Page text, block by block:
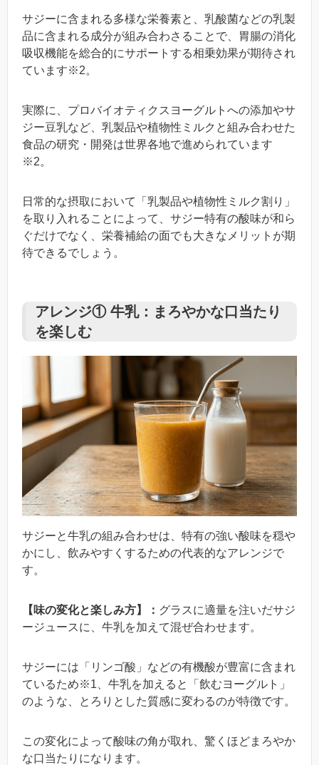
サジーに含まれる多様な栄養素と、乳酸菌などの乳製
品に含まれる成分が組み合わさることで、胃腸の消化
吸収機能を総合的にサポートする相乗効果が期待され
ています※2。
実際に、プロバイオティクスヨーグルトへの添加やサ
ジー豆乳など、乳製品や植物性ミルクと組み合わせた
食品の研究・開発は世界各地で進められています
※2。
日常的な摂取において「乳製品や植物性ミルク割り」
を取り入れることによって、サジー特有の酸味が和ら
ぐだけでなく、栄養補給の面でも大きなメリットが期
待できるでしょう。
アレンジ① 牛乳：まろやかな口当たり
を楽しむ
サジーと牛乳の組み合わせは、特有の強い酸味を穏や
かにし、飲みやすくするための代表的なアレンジで
す。
【味の変化と楽しみ方】： グラスに適量を注いだサジ
ージュースに、牛乳を加えて混ぜ合わせます。
サジーには「リンゴ酸」などの有機酸が豊富に含まれ
ているため※1、牛乳を加えると「飲むヨーグルト」
のような、とろりとした質感に変わるのが特徴です。
この変化によって酸味の角が取れ、驚くほどまろやか
な口当たりになります。